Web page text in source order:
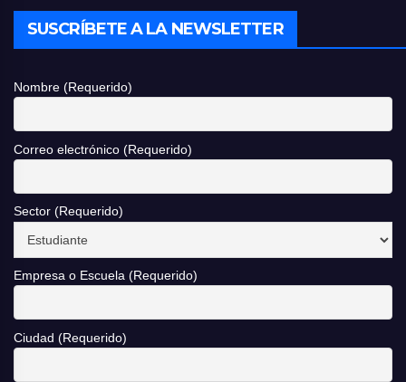
SUSCRÍBETE A LA NEWSLETTER
Nombre (Requerido)
Correo electrónico (Requerido)
Sector (Requerido)
Empresa o Escuela (Requerido)
Ciudad (Requerido)